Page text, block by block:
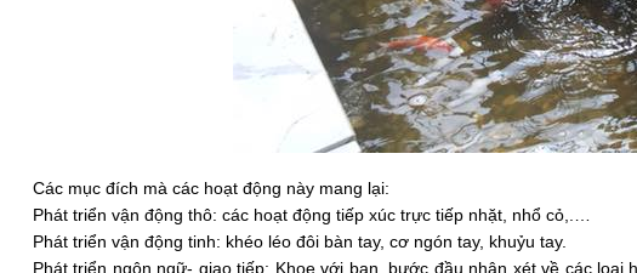
Các mục đích mà các hoạt động này mang lại:
Phát triển vận động thô: các hoạt động tiếp xúc trực tiếp nhặt, nhổ cỏ,.…
Phát triển vận động tinh: khéo léo đôi bàn tay, cơ ngón tay, khuỷu tay.
Phát triển ngôn ngữ- giao tiếp: Khoe với bạn, bước đầu nhận xét về các